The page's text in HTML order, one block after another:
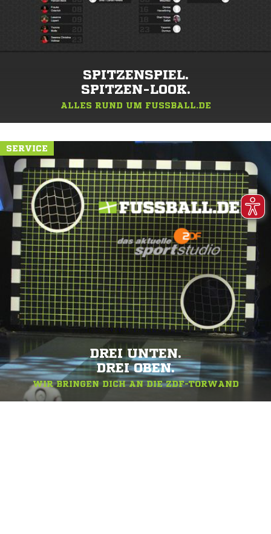
SPITZENSPIEL.
SPITZEN-LOOK.
ALLES RUND UM FUSSBALL.DE
SERVICE
DREI UNTEN.
DREI OBEN.
WIR BRINGEN DICH AN DIE ZDF-TORWAND